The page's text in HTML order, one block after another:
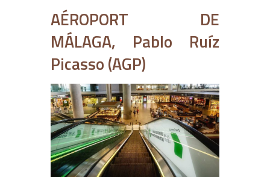
AÉROPORT DE
MÁLAGA, Pablo Ruíz
Picasso (AGP)